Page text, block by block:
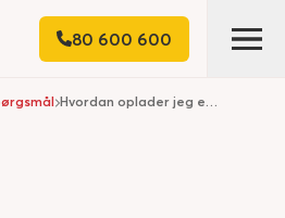
80 600 600
Hvordan oplader jeg et bilbatteri med startkabler?